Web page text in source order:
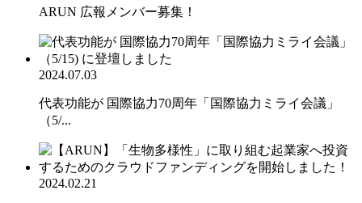
ARUN 広報メンバー募集！
2024.07.03
代表功能が 国際協力70周年「国際協力ミライ会議」
（5/...
2024.02.21